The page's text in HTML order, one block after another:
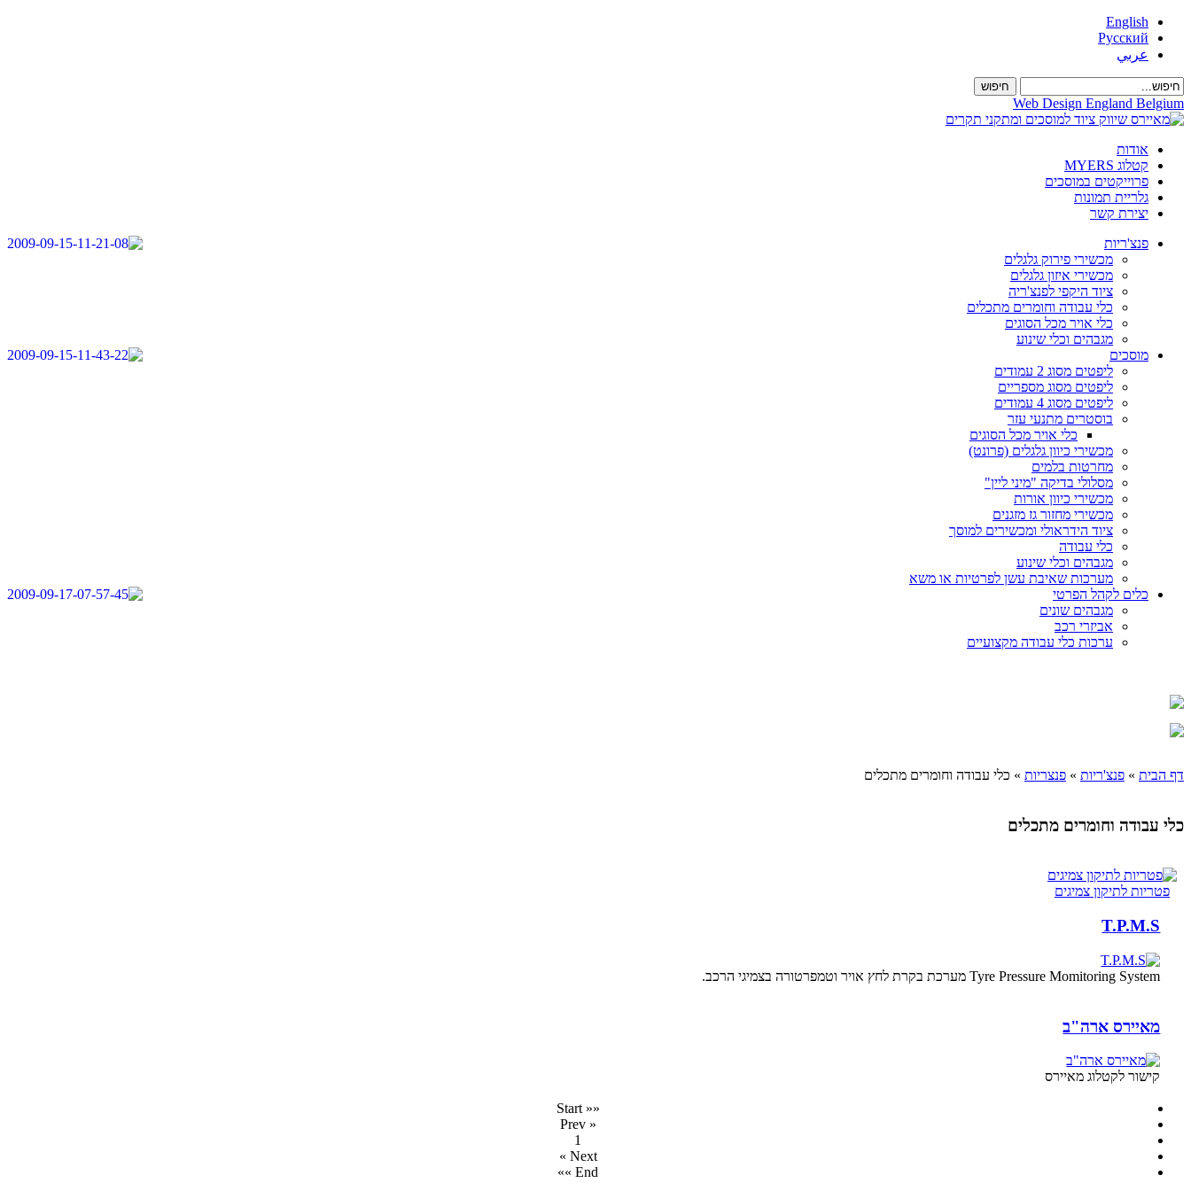
English
Русский
عربي
Web Design England Belgium
אודות
קטלוג MYERS
פרוייקטים במוסכים
גלריית תמונות
יצירת קשר
פנצ'ריות
מכשירי פירוק גלגלים
מכשירי איזון גלגלים
ציוד היקפי לפנצ'ריה
כלי עבודה וחומרים מתכלים
כלי אויר מכל הסוגים
מגבהים וכלי שינוע
מוסכים
ליפטים מסוג 2 עמודים
ליפטים מסוג מספריים
ליפטים מסוג 4 עמודים
בוסטרים מתנעי עזר
כלי אויר מכל הסוגים
מכשירי כיוון גלגלים (פרונט)
מחרטות בלמים
מסלולי בדיקה "מיני ליין"
מכשירי כיוון אורות
מכשירי מחזור גז מזגנים
ציוד הידראולי ומכשירים למוסך
כלי עבודה
מגבהים וכלי שינוע
מערכות שאיבת עשן לפרטיות או משא
כלים לקהל הפרטי
מגבהים שונים
אביזרי רכב
ערכות כלי עבודה מקצועיים
דף הבית » פנצ'ריות » פנצריות » כלי עבודה וחומרים מתכלים
כלי עבודה וחומרים מתכלים
פטריות לתיקון צמיגים
T.P.M.S
Tyre Pressure Momitoring System מערכת בקרת לחץ אויר וטמפרטורה בצמיגי הרכב.
מאיירס ארה"ב
קישור לקטלוג מאיירס
«« Start
« Prev
1
Next »
End »»